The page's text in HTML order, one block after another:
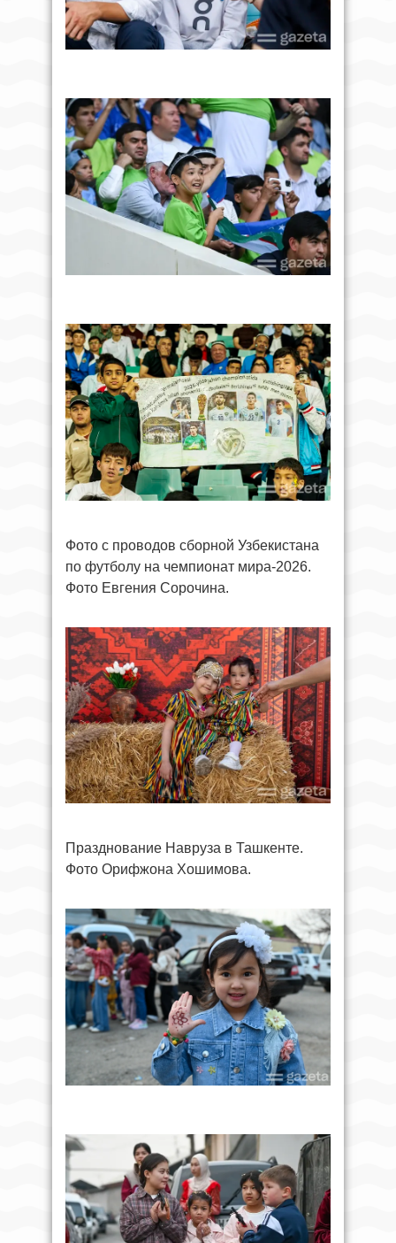
Фото с проводов сборной Узбекистана
по футболу на чемпионат мира-2026.
Фото Евгения Сорочина.
Празднование Навруза в Ташкенте.
Фото Орифжона Хошимова.